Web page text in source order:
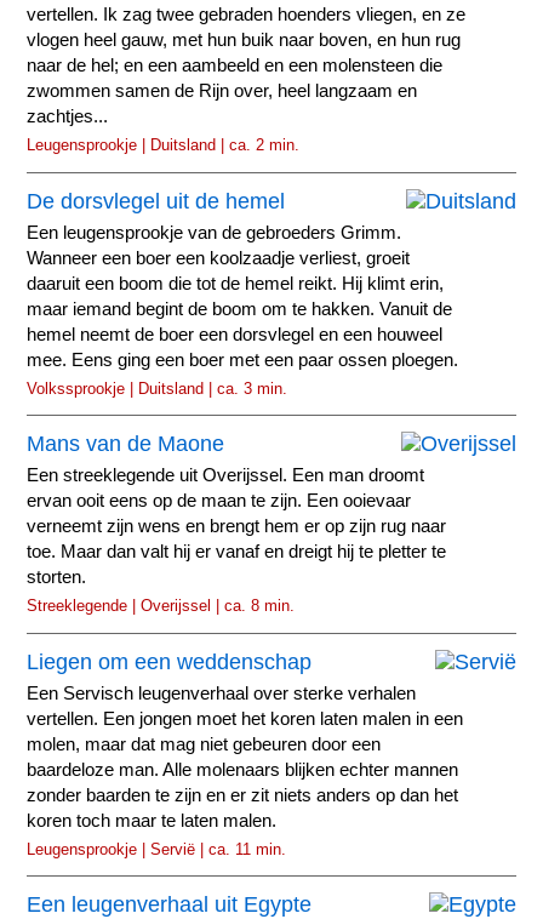
vertellen. Ik zag twee gebraden hoenders vliegen, en ze
vlogen heel gauw, met hun buik naar boven, en hun rug
naar de hel; en een aambeeld en een molensteen die
zwommen samen de Rijn over, heel langzaam en
zachtjes...
Leugensprookje | Duitsland | ca. 2 min.
De dorsvlegel uit de hemel
Een leugensprookje van de gebroeders Grimm.
Wanneer een boer een koolzaadje verliest, groeit
daaruit een boom die tot de hemel reikt. Hij klimt erin,
maar iemand begint de boom om te hakken. Vanuit de
hemel neemt de boer een dorsvlegel en een houweel
mee. Eens ging een boer met een paar ossen ploegen.
Volkssprookje | Duitsland | ca. 3 min.
Mans van de Maone
Een streeklegende uit Overijssel. Een man droomt
ervan ooit eens op de maan te zijn. Een ooievaar
verneemt zijn wens en brengt hem er op zijn rug naar
toe. Maar dan valt hij er vanaf en dreigt hij te pletter te
storten.
Streeklegende | Overijssel | ca. 8 min.
Liegen om een weddenschap
Een Servisch leugenverhaal over sterke verhalen
vertellen. Een jongen moet het koren laten malen in een
molen, maar dat mag niet gebeuren door een
baardeloze man. Alle molenaars blijken echter mannen
zonder baarden te zijn en er zit niets anders op dan het
koren toch maar te laten malen.
Leugensprookje | Servië | ca. 11 min.
Een leugenverhaal uit Egypte